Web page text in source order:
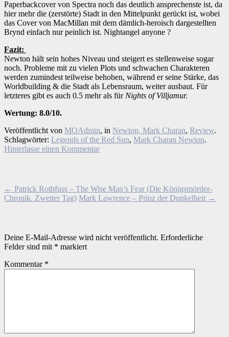
Paperbackcover von Spectra noch das deutlich ansprechenste ist, da
hier mehr die (zerstörte) Stadt in den Mittelpunkt gerückt ist, wobei
das Cover von MacMillan mit dem dämlich-heroisch dargestellten
Brynd einfach nur peinlich ist. Nightangel anyone ?
Fazit:
Newton hält sein hohes Niveau und steigert es stellenweise sogar
noch. Probleme mit zu vielen Plots und schwachen Charakteren
werden zumindest teilweise behoben, während er seine Stärke, das
Worldbuilding & die Stadt als Lebensraum, weiter ausbaut. Für
letzteres gibt es auch 0.5 mehr als für Nights of Villjamur.
Wertung: 8.0/10.
Veröffentlicht von MOAdmin, in Newton, Mark Charan, Review.
Schlagwörter: Legends of the Red Sun, Mark Charan Newton.
Hinterlasse einen Kommentar
← Patrick Rothfuss – The Wise Man’s Fear (Die Königsmörder-
Chronik. Zweiter Tag) Mark Lawrence – Prinz der Dunkelheit →
Deine E-Mail-Adresse wird nicht veröffentlicht. Erforderliche
Felder sind mit * markiert
Kommentar *